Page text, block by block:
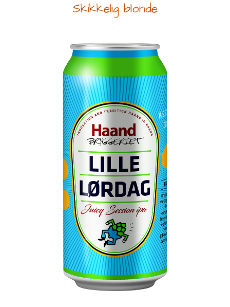
Skikkelig blonde